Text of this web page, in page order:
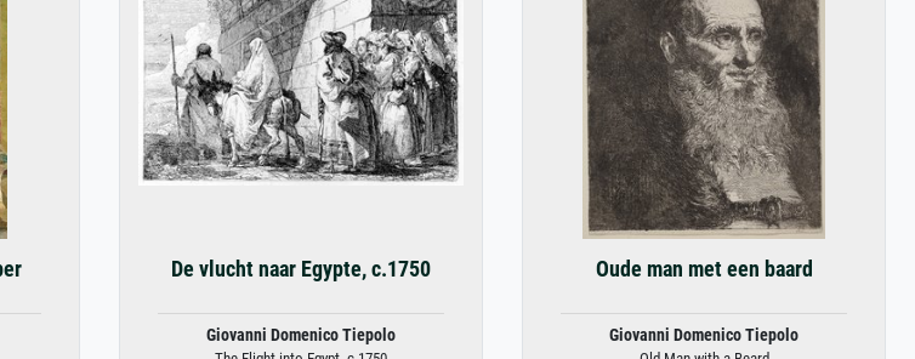
De vlucht naar Egypte, c.1750
Giovanni Domenico Tiepolo
Oude man met een baard
Giovanni Domenico Tiepolo